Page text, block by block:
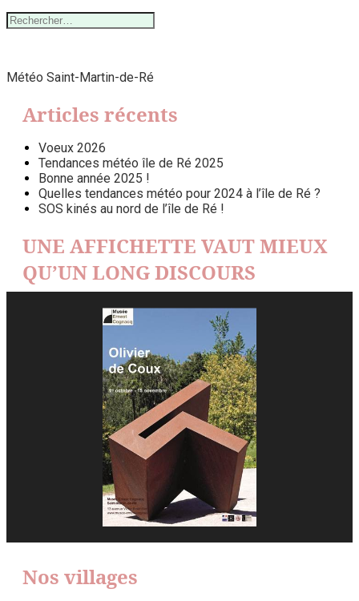
Rechercher :
Météo Saint-Martin-de-Ré
Articles récents
Voeux 2026
Tendances météo île de Ré 2025
Bonne année 2025 !
Quelles tendances météo pour 2024 à l’île de Ré ?
SOS kinés au nord de l’île de Ré !
UNE AFFICHETTE VAUT MIEUX
QU’UN LONG DISCOURS
Nos villages